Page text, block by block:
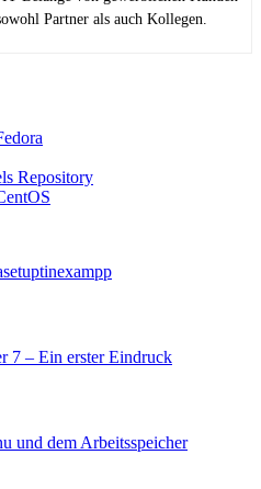
Partner als auch Kollegen.
Repository
setuptinexampp
7 – Ein erster Eindruck
und dem Arbeitsspeicher